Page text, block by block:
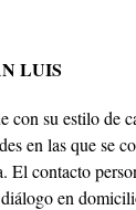
LUIS
con su estilo de
en las que se
El contacto
en